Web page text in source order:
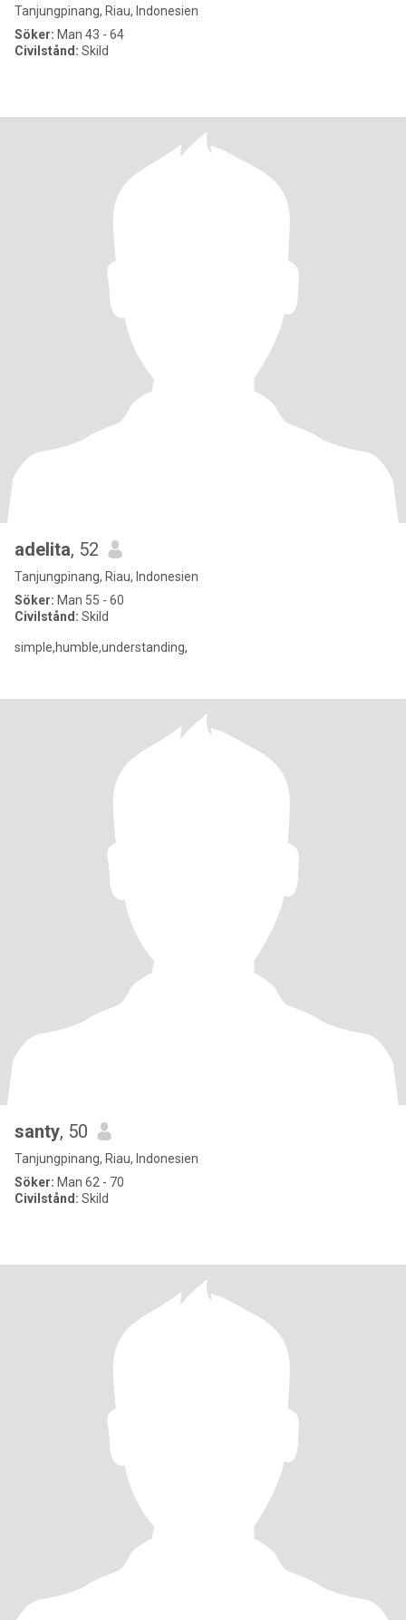
Tanjungpinang, Riau, Indonesien
Söker: Man 43 - 64
Civilstånd: Skild
adelita, 52
Tanjungpinang, Riau, Indonesien
Söker: Man 55 - 60
Civilstånd: Skild
simple,humble,understanding,
santy, 50
Tanjungpinang, Riau, Indonesien
Söker: Man 62 - 70
Civilstånd: Skild